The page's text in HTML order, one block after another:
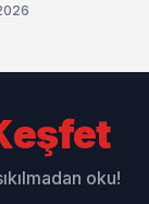
oku!